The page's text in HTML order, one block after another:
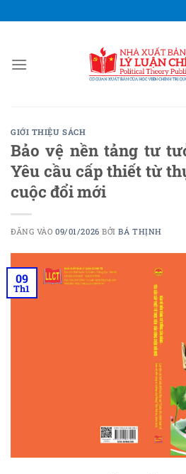
qua
dung
GIỚI THIỆU SÁCH
Bảo vệ nền tảng tư
Yêu cầu cấp thiết từ
cuộc đổi mới
ĐĂNG VÀO09/01/2026 BỞIBÁ THỊNH
09
Th1